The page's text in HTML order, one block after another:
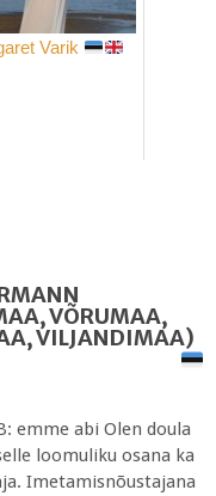
Varik
VÕRUMAA,
VILJANDIMAA)
emme abi Olen doula
loomuliku osana ka
Imetamisnõustajana